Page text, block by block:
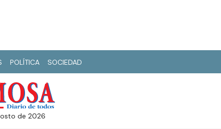
POLÍTICA SOCIEDAD
de 2026